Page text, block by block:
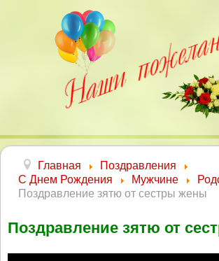
Главная
Поздравления
С Днем Рождения
Мужчине
Поздравление зятю от сестры жены
Поздравление зятю от